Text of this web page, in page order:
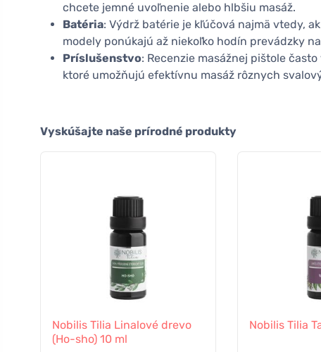
chcete jemné uvoľnenie alebo hlbšiu masáž.
Batéria: Výdrž batérie je kľúčová najmä vtedy,
modely ponúkajú až niekoľko hodín prevádzky
Príslušenstvo: Recenzie masážnej pištole
ktoré umožňujú efektívnu masáž rôznych
Vyskúšajte naše prírodné produkty
Nobilis Tilia Linalové drevo
(Ho-sho) 10 ml
Nobilis Tilia